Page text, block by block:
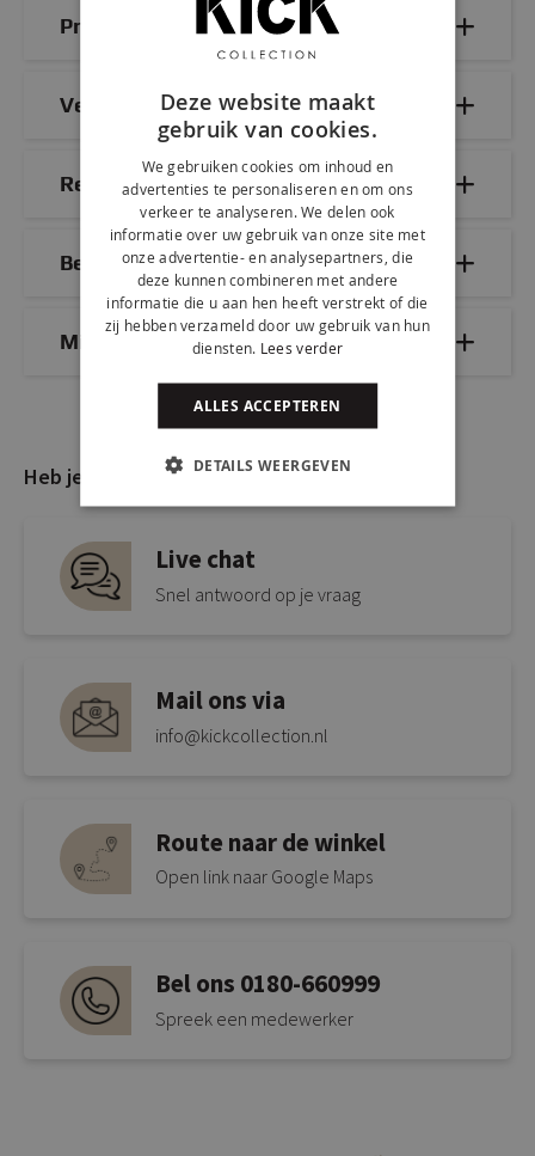
Productdetails
Veelgestelde vragen
Reviews
Bezorg- & retourinformatie
Mix & Match
Heb je nog vragen?
Live chat
Snel antwoord op je vraag
Mail ons via
info@kickcollection.nl
Route naar de winkel
Open link naar Google Maps
Bel ons 0180-660999
Spreek een medewerker
Deze website maakt
gebruik van cookies.
We gebruiken cookies om inhoud en
advertenties te personaliseren en om ons
verkeer te analyseren. We delen ook
informatie over uw gebruik van onze site met
onze advertentie- en analysepartners, die
deze kunnen combineren met andere
informatie die u aan hen heeft verstrekt of die
zij hebben verzameld door uw gebruik van hun
diensten. Lees verder
ALLES ACCEPTEREN
DETAILS WEERGEVEN